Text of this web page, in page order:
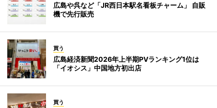
広島や呉など「JR西日本駅名看板チャーム」 自販
機で先行販売
買う
広島経済新聞2026年上半期PVランキング1位は
「イオシス」中国地方初出店
買う